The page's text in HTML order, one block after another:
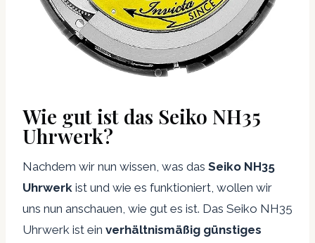
Wie gut ist das Seiko NH35
Uhrwerk?
Nachdem wir nun wissen, was das Seiko NH35
Uhrwerk ist und wie es funktioniert, wollen wir
uns nun anschauen, wie gut es ist. Das Seiko NH35
Uhrwerk ist ein verhältnismäßig günstiges